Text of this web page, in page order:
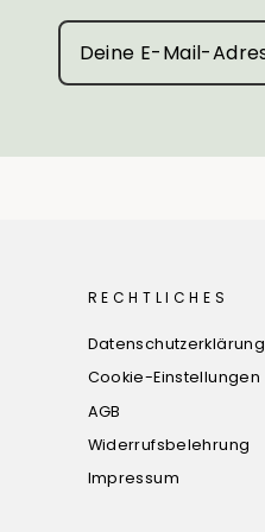
RECHTLICHES
Datenschutzerklärung
Cookie-Einstellungen
AGB
Widerrufsbelehrung
Impressum